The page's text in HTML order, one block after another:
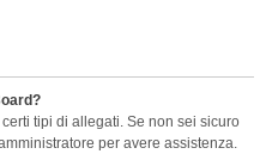
tipi di allegati. Se non sei sicuro
per avere assistenza.